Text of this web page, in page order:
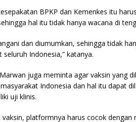
BPKP dan Kemenkes itu
hal itu tidak hanya wacana di
dan diumumkan, sehingga tidak
Indonesia,” katanya.
juga meminta agar vaksin yang
Indonesia dan hal itu dapat
uji klinis.
platformnya harus cocok dengan